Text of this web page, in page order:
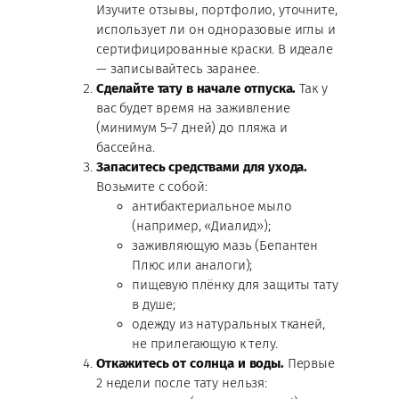
Изучите отзывы, портфолио, уточните,
использует ли он одноразовые иглы и
сертифицированные краски. В идеале
— записывайтесь заранее.
Сделайте тату в начале отпуска. Так у
вас будет время на заживление
(минимум 5–7 дней) до пляжа и
бассейна.
Запаситесь средствами для ухода.
Возьмите с собой:
антибактериальное мыло
(например, «Диалид»);
заживляющую мазь (Бепантен
Плюс или аналоги);
пищевую плёнку для защиты тату
в душе;
одежду из натуральных тканей,
не прилегающую к телу.
Откажитесь от солнца и воды.Первые
2 недели после тату нельзя: